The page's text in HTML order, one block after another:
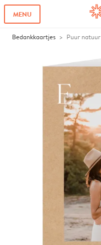
MENU
Bedankkaartjes Puur natuur